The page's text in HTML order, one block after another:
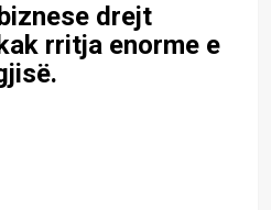
drejt
rritja enorme e